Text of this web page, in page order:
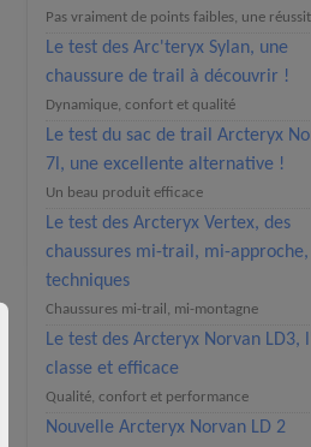
Pas vraiment de points faibles, une
Le test des Arc'teryx Sylan, une
chaussure de trail à découvrir !
Dynamique, confort et qualité
Le test du sac de trail Arcteryx
7l, une excellente alternative !
Un beau produit efficace
Le test des Arcteryx Vertex, des
chaussures mi-trail, mi-
techniques
Chaussures mi-trail, mi-montagne
Le test des Arcteryx Norvan LD3,
classe et efficace
Qualité, confort et performance
Nouvelle Arcteryx Norvan LD 2